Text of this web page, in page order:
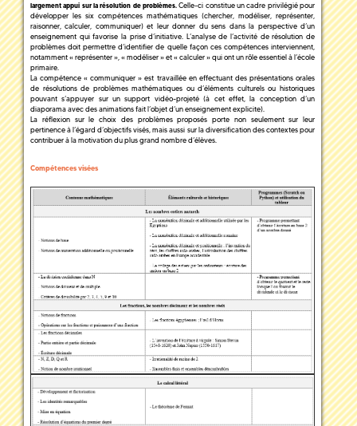
largement appui sur la résolution de problèmes. Celle-ci constitue un cadre privilégié pour
développer les six compétences mathématiques (chercher, modéliser, représenter,
raisonner, calculer, communiquer) et leur donner du sens dans la perspective d’un
enseignement qui favorise la prise d’initiative. L’analyse de l’activité de résolution de
problèmes doit permettre d’identifier de quelle façon ces compétences interviennent,
notamment « représenter », « modéliser » et « calculer » qui ont un rôle essentiel à l’école
primaire.
La compétence « communiquer » est travaillée en effectuant des présentations orales
de résolutions de problèmes mathématiques ou d’éléments culturels ou historiques
pouvant s’appuyer sur un support vidéo-projeté (à cet effet, la conception d’un
diaporama avec des animations fait l’objet d’un enseignement explicite).
La réflexion sur le choix des problèmes proposés porte non seulement sur leur
pertinence à l’égard d’objectifs visés, mais aussi sur la diversification des contextes pour
contribuer à la motivation du plus grand nombre d’élèves.
Compétences visées